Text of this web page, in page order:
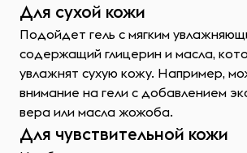
Для сухой кожи
Подойдет гель с мягким
содержащий глицерин и масла,
увлажнят сухую кожу. Например,
внимание на гели с добавлением
вера или масла жожоба.
Для чувствительной кожи